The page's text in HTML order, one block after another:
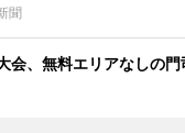
聞
会、無料エリアなしの